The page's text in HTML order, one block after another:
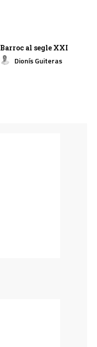
Barroc al segle XXI
Dionís Guiteras